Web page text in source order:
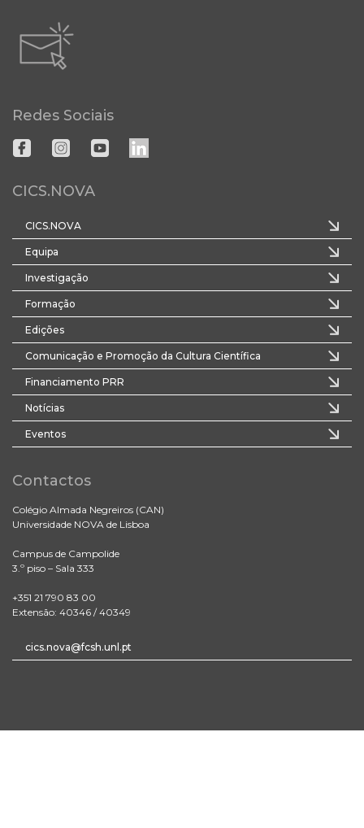
Redes Sociais
CICS.NOVA
CICS.NOVA
Equipa
Investigação
Formação
Edições
Comunicação e Promoção da Cultura Científica
Financiamento PRR
Notícias
Eventos
Contactos
Colégio Almada Negreiros (CAN)
Universidade NOVA de Lisboa
Campus de Campolide
3.º piso – Sala 333
+351 21 790 83 00
Extensão: 40346 / 40349
cics.nova@fcsh.unl.pt